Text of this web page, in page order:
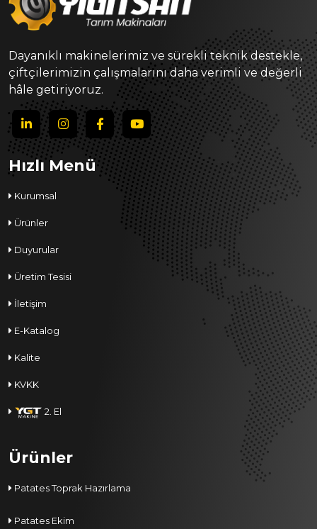
Dayanıklı makinelerimiz ve sürekli teknik destekle,
çiftçilerimizin çalışmalarını daha verimli ve değerli
hâle getiriyoruz.
Hızlı Menü
Kurumsal
Ürünler
Duyurular
Üretim Tesisi
İletişim
E-Katalog
Kalite
KVKK
2. El
Ürünler
Patates Toprak Hazırlama
Patates Ekim